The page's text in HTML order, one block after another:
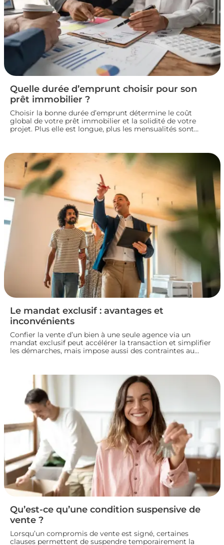
Quelle durée d’emprunt choisir pour son
prêt immobilier ?
Choisir la bonne durée d’emprunt détermine le coût
global de votre prêt immobilier et la solidité de votre
projet. Plus elle est longue, plus les mensualités sont
confortables. Voici comment trouver la durée idéale pour
votre situation financière.
Le mandat exclusif : avantages et
inconvénients
Confier la vente d’un bien à une seule agence via un
mandat exclusif peut accélérer la transaction et simplifier
les démarches, mais impose aussi des contraintes au
votre mode de vente immobilière.
Qu’est-ce qu’une condition suspensive de
vente ?
Lorsqu’un compromis de vente est signé, certaines
clauses permettent de suspendre temporairement la